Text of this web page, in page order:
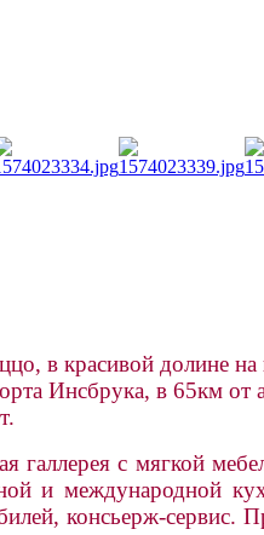
в красивой долине
Инсбрука, в 65км от
с мягкой
и международной
консьерж-